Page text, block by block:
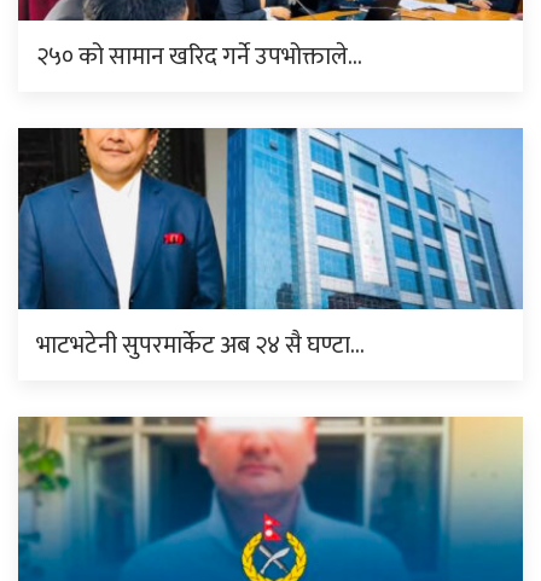
२५० को सामान खरिद गर्ने उपभोक्ताले…
भाटभटेनी सुपरमार्केट अब २४ सै घण्टा…